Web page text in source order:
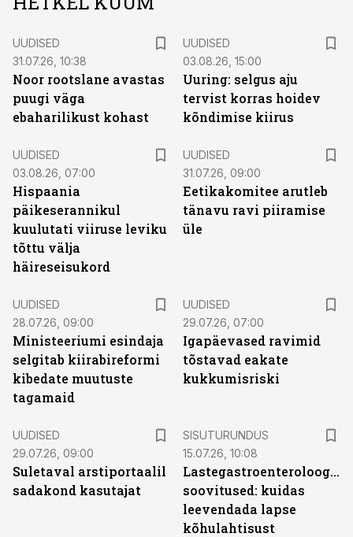
UUDISED
31.07.26, 10:38
Noor rootslane avastas
puugi väga
ebaharilikust kohast
UUDISED
03.08.26, 15:00
Uuring: selgus aju
tervist korras hoidev
kõndimise kiirus
UUDISED
03.08.26, 07:00
Hispaania
päikeserannikul
kuulutati viiruse leviku
tõttu välja
häireseisukord
UUDISED
31.07.26, 09:00
Eetikakomitee arutleb
tänavu ravi piiramise
üle
UUDISED
28.07.26, 09:00
Ministeeriumi esindaja
selgitab kiirabireformi
kibedate muutuste
tagamaid
UUDISED
29.07.26, 07:00
Igapäevased ravimid
tõstavad eakate
kukkumisriski
UUDISED
29.07.26, 09:00
Suletaval arstiportaalil
sadakond kasutajat
SISUTURUNDUS
15.07.26, 10:08
Lastegastroenteroloogide
soovitused: kuidas
leevendada lapse
kõhulahtisust